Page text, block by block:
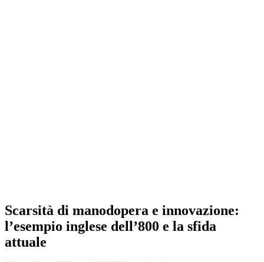
Scarsità di manodopera e innovazione:
l’esempio inglese dell’800 e la sfida
attuale